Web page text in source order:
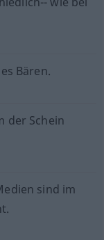
Bären.
der Schein
sind im